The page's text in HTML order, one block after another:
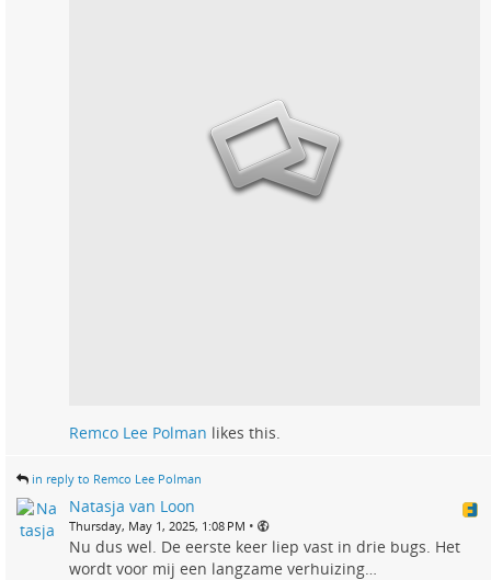
Remco Lee Polman likes this.
in reply to Remco Lee Polman
Natasja van Loon
Thursday, May 1, 2025, 1:08 PM •
Nu dus wel. De eerste keer liep vast in drie bugs. Het
wordt voor mij een langzame verhuizing…